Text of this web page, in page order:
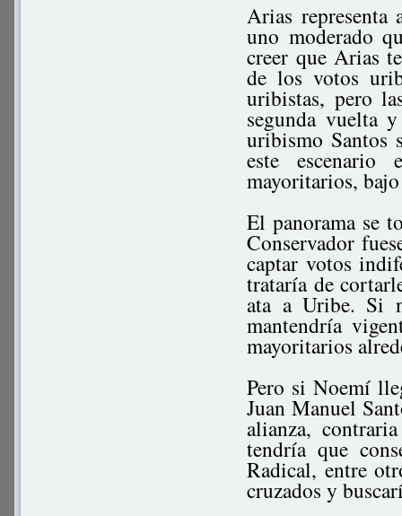
Arias representa
uno moderado
creer que Arias
de los votos
uribistas, pero
segunda vuelta
uribismo Santos
este escenario
mayoritarios,
El panorama se
Conservador
captar votos
trataría de
ata a Uribe. Si
mantendría
mayoritarios
Pero si Noemí
Juan Manuel
alianza,
tendría que
Radical, entre
cruzados y